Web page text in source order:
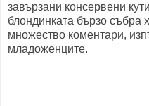
завързани консервени
блондинката бързо събра
множество коментари,
младоженците.